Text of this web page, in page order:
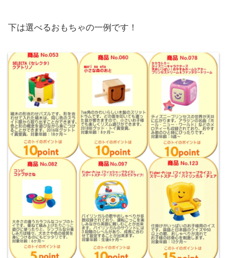
下は選べるおもちゃの一例です！